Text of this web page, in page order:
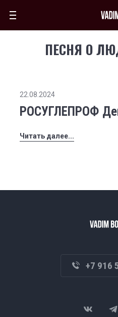
ПЕСНЯ О
22.08.2024
РОСУГЛЕПРОФ
Читать далее...
+7 916